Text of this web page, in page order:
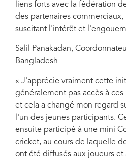
liens forts avec la fédération
des partenaires
suscitant l'intérêt et
Salil Panakadan,
Bangladesh
« J'apprécie vraiment cette
généralement pas accès à
et cela a changé mon regard
l'un des jeunes participants.
ensuite participé à une mini
cricket, au cours de laquelle
ont été diffusés aux joueurs et